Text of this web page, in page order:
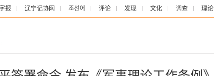
报 辽宁记协网 조선어 评论 发现 文化 调查 理论